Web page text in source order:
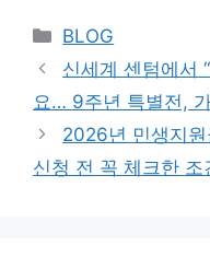
Categories
BLOG
신세계 센텀에서
요… 9주년 특별전,
2026년 민생지원
신청 전 꼭 체크한 조